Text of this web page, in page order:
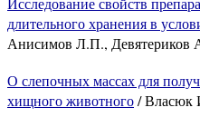
длительного хранения в
Анисимов Л.П.,
О слепочных массах для
хищного животного/ Власюк